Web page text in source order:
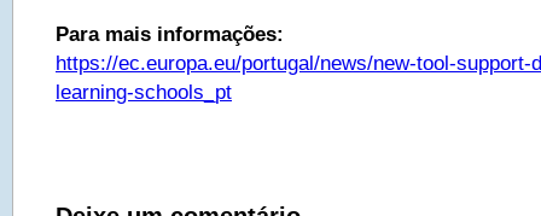
Para mais informações:
https://ec.europa.eu/portugal/news/new-tool-support-
learning-schools_pt